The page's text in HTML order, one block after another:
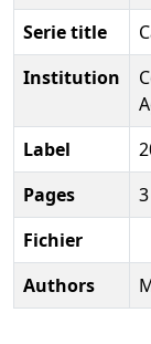
Serie title
Institution
Label
Pages
3
Fichier
Authors